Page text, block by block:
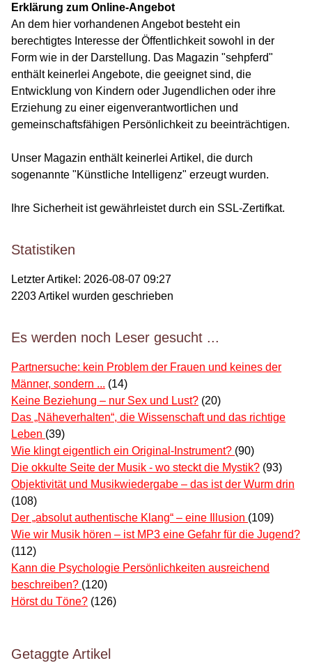
Erklärung zum Online-Angebot
An dem hier vorhandenen Angebot besteht ein
berechtigtes Interesse der Öffentlichkeit sowohl in der
Form wie in der Darstellung. Das Magazin "sehpferd"
enthält keinerlei Angebote, die geeignet sind, die
Entwicklung von Kindern oder Jugendlichen oder ihre
Erziehung zu einer eigenverantwortlichen und
gemeinschaftsfähigen Persönlichkeit zu beeinträchtigen.
Unser Magazin enthält keinerlei Artikel, die durch
sogenannte "Künstliche Intelligenz" erzeugt wurden.
Ihre Sicherheit ist gewährleistet durch ein SSL-Zertifkat.
Statistiken
Letzter Artikel: 2026-08-07 09:27
2203Artikel wurden geschrieben
Es werden noch Leser gesucht ...
Partnersuche: kein Problem der Frauen und keines der
Männer, sondern ... (14)
Keine Beziehung – nur Sex und Lust? (20)
Das „Näheverhalten“, die Wissenschaft und das richtige
Leben (39)
Wie klingt eigentlich ein Original-Instrument? (90)
Die okkulte Seite der Musik - wo steckt die Mystik? (93)
Objektivität und Musikwiedergabe – das ist der Wurm drin
(108)
Der „absolut authentische Klang“ – eine Illusion (109)
Wie wir Musik hören – ist MP3 eine Gefahr für die Jugend?
(112)
Kann die Psychologie Persönlichkeiten ausreichend
beschreiben? (120)
Hörst du Töne? (126)
Getaggte Artikel